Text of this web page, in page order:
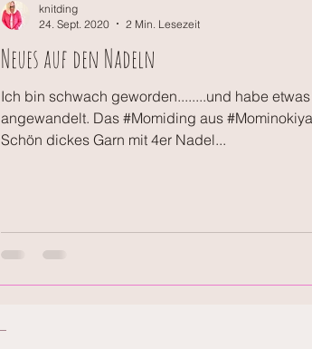
Neues auf den Nadeln
Ich bin schwach geworden........und habe
angewandelt. Das #Momiding aus
Schön dickes Garn mit 4er Nadel...
knitding
24. Sept. 2020
2 Min. Lesezeit